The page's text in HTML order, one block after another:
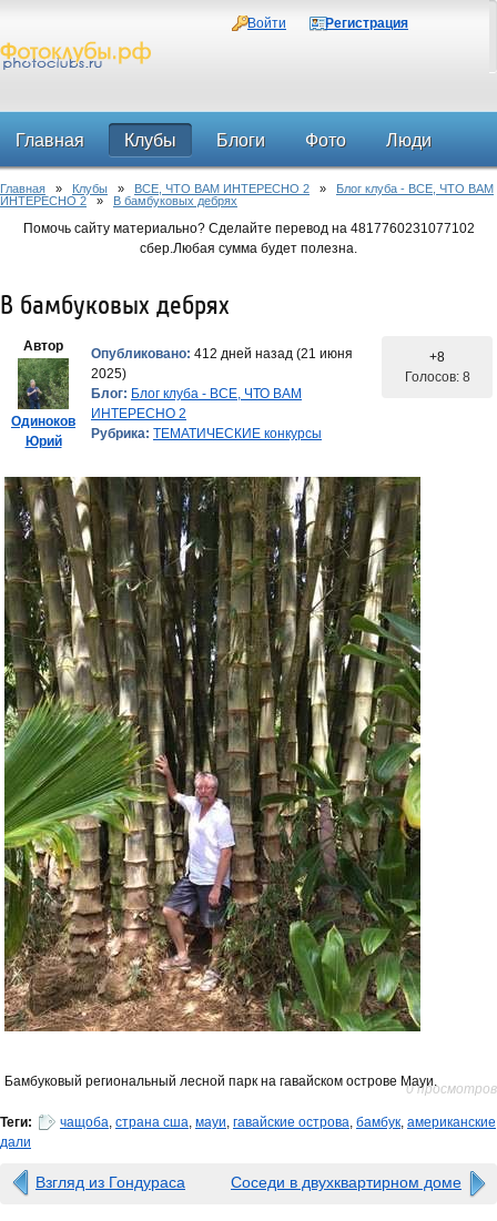
Войти Регистрация
Главная Клубы Блоги Фото Люди
Форум
Главная » Клубы » ВСЕ, ЧТО ВАМ ИНТЕРЕСНО 2 » Блог клуба - ВСЕ, ЧТО ВАМ
ИНТЕРЕСНО 2 » В бамбуковых дебрях
Помочь сайту материально? Сделайте перевод на 4817760231077102
сбер.Любая сумма будет полезна.
В бамбуковых дебрях
Автор
Одиноков
Юрий
Опубликовано: 412 дней назад (21 июня
2025)
Блог: Блог клуба - ВСЕ, ЧТО ВАМ
ИНТЕРЕСНО 2
Рубрика: ТЕМАТИЧЕСКИЕ конкурсы
+8
Голосов: 8
Бамбуковый региональный лесной парк на гавайском острове Мауи.0 просмотров
Теги: чащоба, страна сша, мауи, гавайские острова, бамбук, американские
дали
Взгляд из Гондураса Соседи в двухквартирном доме